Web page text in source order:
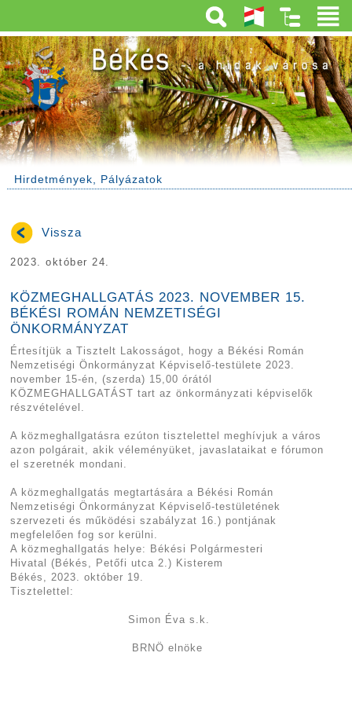
Hirdetmények, Pályázatok
Vissza
2023. október 24.
KÖZMEGHALLGATÁS 2023. NOVEMBER 15.
BÉKÉSI ROMÁN NEMZETISÉGI
ÖNKORMÁNYZAT
Értesítjük a Tisztelt Lakosságot, hogy a Békési Román
Nemzetiségi Önkormányzat Képviselő-testülete 2023.
november 15-én, (szerda) 15,00 órától
KÖZMEGHALLGATÁST tart az önkormányzati képviselők
részvételével.
A közmeghallgatásra ezúton tisztelettel meghívjuk a város
azon polgárait, akik véleményüket, javaslataikat e fórumon
el szeretnék mondani.
A közmeghallgatás megtartására a Békési Román
Nemzetiségi Önkormányzat Képviselő-testületének
szervezeti és működési szabályzat 16.) pontjának
megfelelően fog sor kerülni.
A közmeghallgatás helye: Békési Polgármesteri
Hivatal (Békés, Petőfi utca 2.) Kisterem
Békés, 2023. október 19.
Tisztelettel:
Simon Éva s.k.
BRNÖ elnöke